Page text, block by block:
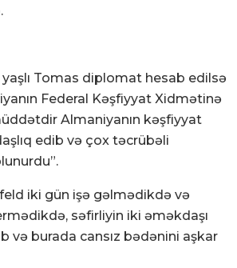
yaşlı Tomas diplomat hesab edilsə
Federal Kəşfiyyat Xidmətinə
Almaniyanın kəşfiyyat
edib və çox təcrübəli
iki gün işə gəlmədikdə və
səfirliyin iki əməkdaşı
və burada cansız bədənini aşkar